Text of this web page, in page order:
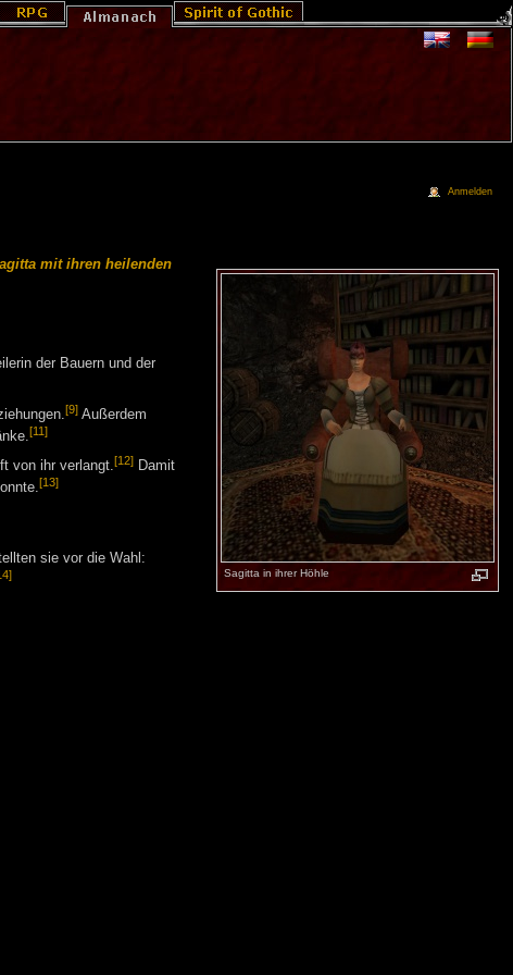
Sagitta in ihrer Höhle
mit ihren heilenden
der Bauern und der
[9]Außerdem
[11]
von ihr verlangt.[12]Damit
[13]
sie vor die Wahl:
Anmelden